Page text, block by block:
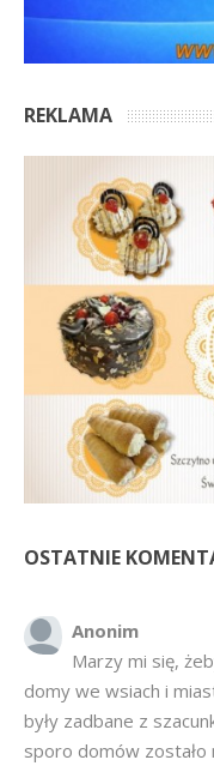
REKLAMA
OSTATNIE
Anonim
Marzy mi się,
domy we wsiach i
były zadbane z
sporo domów zostało